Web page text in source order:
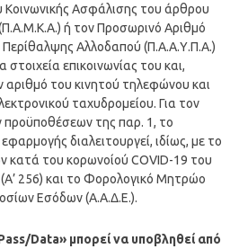
Ασφάλισης του άρθρου
ή τον Προσωρινό Αριθμό
Περίθαλψης Αλλοδαπού (Π.Α.Α.Υ.Π.Α.)
επικοινωνίας του και,
αριθμό του κινητού τηλεφώνου και
ταχυδρομείου. Για τον
της παρ. 1, το
διαλειτουργεί, ιδίως, με το
κατά του κορωνοίού COVID-19 του
256) και το Φορολογικό Μητρώο
Εσόδων (Α.Α.Δ.Ε.).
Data» μπορεί να υποβληθεί από